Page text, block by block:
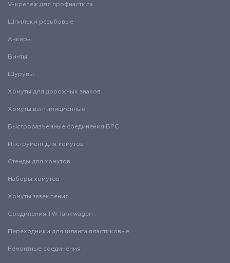
V-крепеж для профнастила
Шпильки резьбовые
Анкеры
Винты
Шурупы
Хомуты для дорожных знаков
Хомуты вентиляционные
Быстроразъемные соединения БРС
Инструмент для хомутов
Стенды для хомутов
Наборы хомутов
Хомуты заземления
Соединения TW Tankwagen
Переходники для шланга пластиковые
Ремонтные соединения